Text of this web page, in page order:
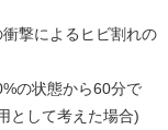
撃によるヒビ割れの
の状態から60分で
として考えた場合)